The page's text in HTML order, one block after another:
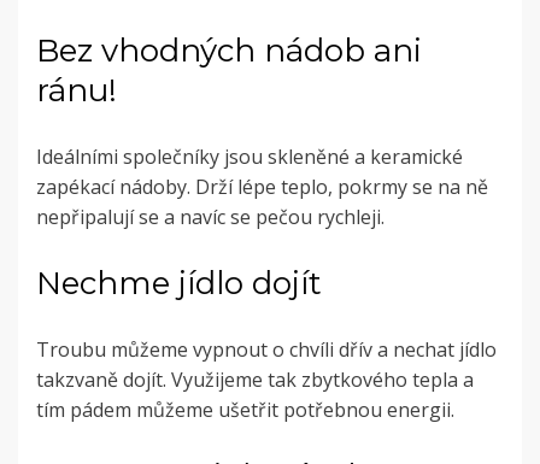
Bez vhodných nádob ani
ránu!
Ideálními společníky jsou skleněné a keramické
zapékací nádoby. Drží lépe teplo, pokrmy se na ně
nepřipalují se a navíc se pečou rychleji.
Nechme jídlo dojít
Troubu můžeme vypnout o chvíli dřív a nechat jídlo
takzvaně dojít. Využijeme tak zbytkového tepla a
tím pádem můžeme ušetřit potřebnou energii.